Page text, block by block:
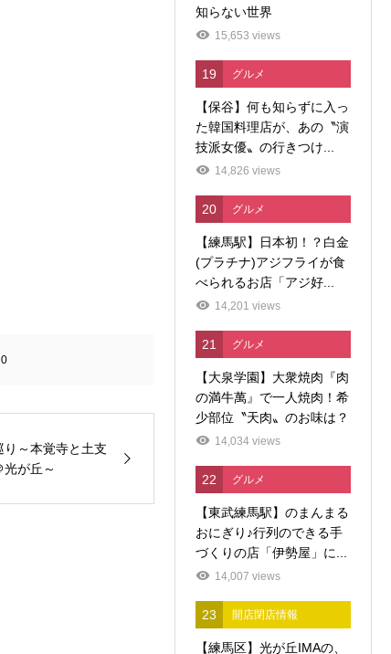
0
～本覚寺と土支
光が丘～
知らない世界
15,653 views
19 グルメ
【保谷】何も知らずに入っ
た韓国料理店が、あの〝演
技派女優〟の行きつけ...
14,826 views
20 グルメ
【練馬駅】日本初！？白金
(プラチナ)アジフライが食
べられるお店「アジ好...
14,201 views
21 グルメ
【大泉学園】大衆焼肉『肉
の満牛萬』で一人焼肉！希
少部位〝天肉〟のお味は？
14,034 views
22 グルメ
【東武練馬駅】のまんまる
おにぎり♪行列のできる手
づくりの店「伊勢屋」に...
14,007 views
23 開店閉店情報
【練馬区】光が丘IMAの、